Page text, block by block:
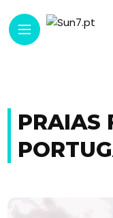
PRAIAS